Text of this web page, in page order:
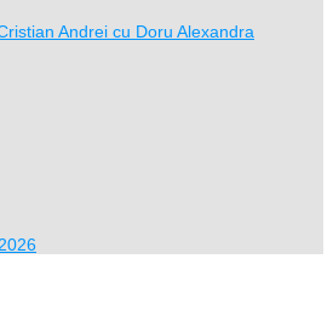
Andrei cu Doru Alexandra